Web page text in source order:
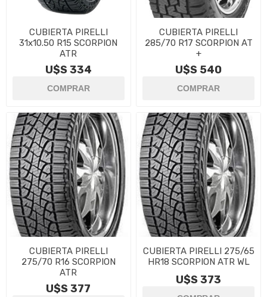
CUBIERTA PIRELLI
31x10.50 R15 SCORPION
ATR
U$S 334
CUBIERTA PIRELLI
285/70 R17 SCORPION AT
+
U$S 540
CUBIERTA PIRELLI
275/70 R16 SCORPION
ATR
U$S 377
CUBIERTA PIRELLI 275/65
HR18 SCORPION ATR WL
U$S 373